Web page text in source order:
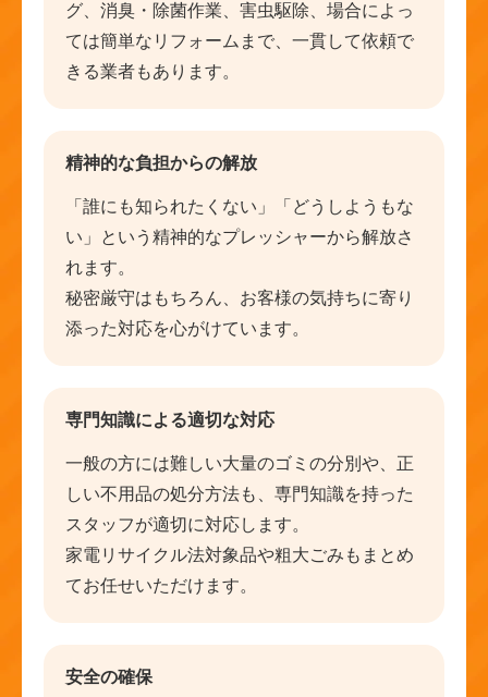
グ、消臭・除菌作業、害虫駆除、場合によっ
ては簡単なリフォームまで、一貫して依頼で
きる業者もあります。
精神的な負担からの解放
「誰にも知られたくない」「どうしようもな
い」という精神的なプレッシャーから解放さ
れます。
秘密厳守はもちろん、お客様の気持ちに寄り
添った対応を心がけています。
専門知識による適切な対応
一般の方には難しい大量のゴミの分別や、正
しい不用品の処分方法も、専門知識を持った
スタッフが適切に対応します。
家電リサイクル法対象品や粗大ごみもまとめ
てお任せいただけます。
安全の確保